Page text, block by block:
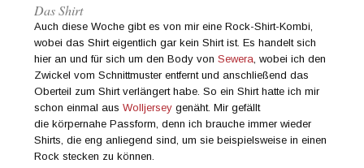
Das Shirt
Auch diese Woche gibt es von mir eine Rock-Shirt-Kombi,
wobei das Shirt eigentlich gar kein Shirt ist. Es handelt sich
hier an und für sich um den Body vonSewera , wobei ich den
Zwickel vom Schnittmuster entfernt und anschließend das
Oberteil zum Shirt verlängert habe. So ein Shirt hatte ich mir
schon einmal ausWolljersey genäht. Mir gefällt
die körpernahe Passform, denn ich brauche immer wieder
Shirts, die eng anliegend sind, um sie beispielsweise in einen
Rock stecken zu können.